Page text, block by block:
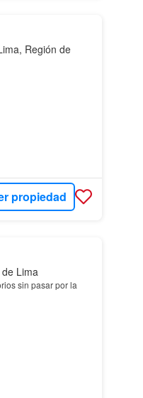
Región de
propiedad
Lima
sin pasar por la